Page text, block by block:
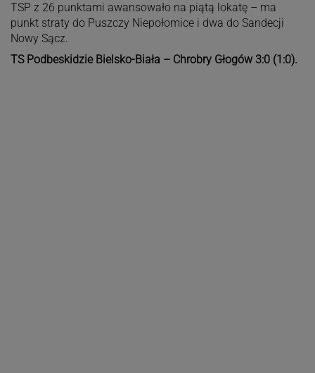
TSP z 26 punktami awansowało na piątą lokatę – ma
punkt straty do Puszczy Niepołomice i dwa do Sandecji
Nowy Sącz.
TS Podbeskidzie Bielsko-Biała – Chrobry Głogów 3:0 (1:0).